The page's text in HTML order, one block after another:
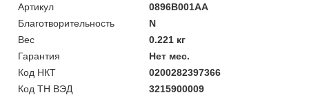
Артикул
0896B001AA
Благотворительность
N
Вес
0.221 кг
Гарантия
Нет мес.
Код НКТ
0200282397366
Код ТН ВЭД
3215900009